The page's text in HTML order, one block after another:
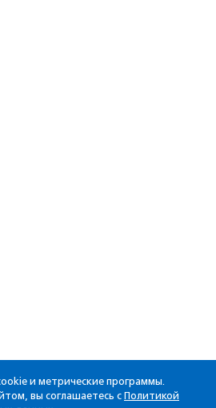
и метрические программы.
вы соглашаетесь с Политикой